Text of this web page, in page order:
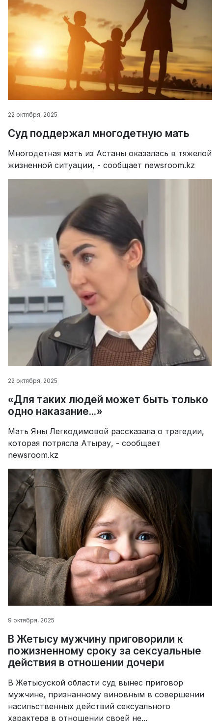
22 октября, 2025
Суд поддержал многодетную мать
Многодетная мать из Астаны оказалась в тяжелой
жизненной ситуации, - сообщает newsroom.kz
22 октября, 2025
«Для таких людей может быть только
одно наказание...»
Мать Яны Легкодимовой рассказала о трагедии,
которая потрясла Атырау, - сообщает
newsroom.kz
9 октября, 2025
В Жетысу мужчину приговорили к
пожизненному сроку за сексуальные
действия в отношении дочери
В Жетысуской области суд вынес приговор
мужчине, признанному виновным в совершении
насильственных действий сексуального
характера в отношении своей не...